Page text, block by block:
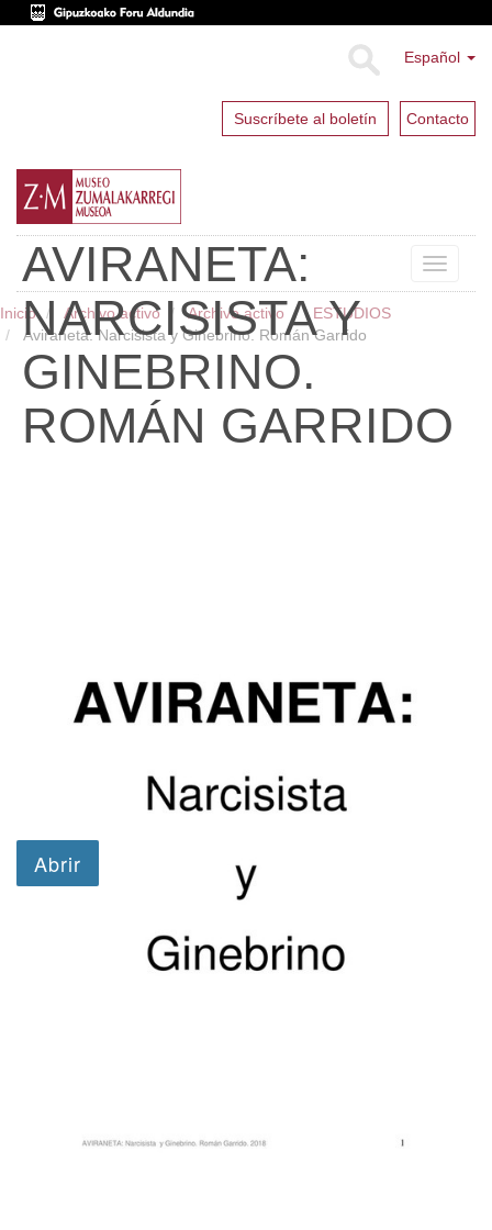
Español
Suscríbete al boletín Contacto
Toggle
Inicio Archivo activo Archivo activo
ESTUDIOS
Aviraneta: Narcisista y Ginebrino. Román Garrido
AVIRANETA:
NARCISISTA Y
GINEBRINO.
ROMÁN GARRIDO